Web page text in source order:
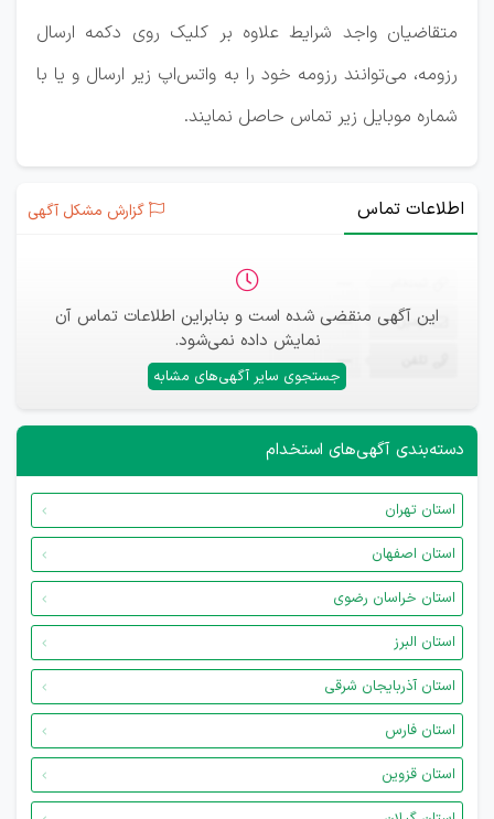
متقاضیان واجد شرایط علاوه بر کلیک روی دکمه ارسال
رزومه، می‌توانند رزومه خود را به واتس‌اپ زیر ارسال و یا با
شماره موبایل زیر تماس حاصل نمایند.
اطلاعات تماس گزارش مشکل آگهی
این آگهی منقضی شده است و بنابراین اطلاعات تماس آن
نمایش داده نمی‌شود.
جستجوی سایر آگهی‌های مشابه
ایمیل —
—
دسته‌بندی آگهی‌های استخدام
استان تهران
استان اصفهان
استان خراسان رضوی
استان البرز
استان آذربایجان شرقی
استان فارس
استان قزوین